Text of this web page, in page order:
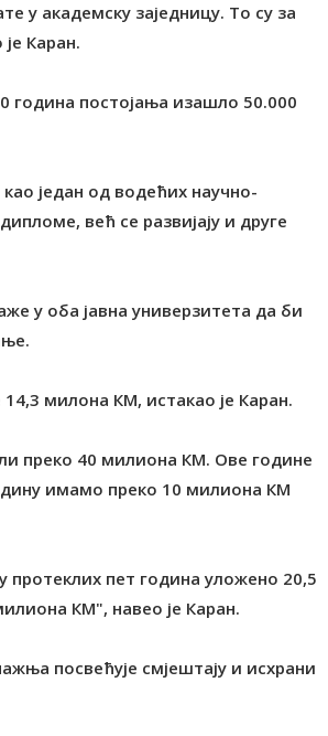
у академску заједницу. То су за
Каран.
година постојања изашло 50.000
један од водећих научно-
већ се развијају и друге
у оба јавна универзитета да би
милона КМ, истакао је Каран.
преко 40 милиона КМ. Ове године
имамо преко 10 милиона КМ
протеклих пет година уложено 20,5
КМ", навео је Каран.
посвећује смјештају и исхрани